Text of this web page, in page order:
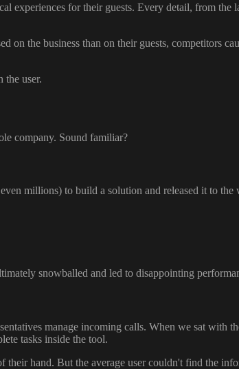
experiences for their guests. Every detail, from the
on the business than on their guests, competitors
the user.
company. Sound familiar?
millions) to build a solution and released it to
snowballed and led to disappointing
manage incoming calls. When we sat with
tasks inside the tool.
hand. But the average user couldn't find the